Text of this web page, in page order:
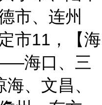
市、连州
市11，【海
海口、三
、文昌、